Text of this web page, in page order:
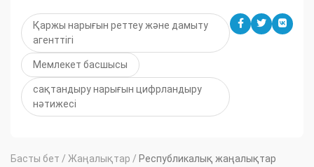
Қаржы нарығын реттеу және дамыту
агенттігі
Мемлекет басшысы
сақтандыру нарығын цифрландыру
нәтижесі
Басты бет / Жаңалықтар / Республикалық жаңалықтар